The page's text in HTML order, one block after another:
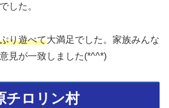
した。
り遊べて大満足でした。家族みんな
見が一致しました(*^^*)
チロリン村